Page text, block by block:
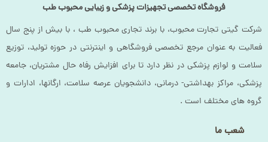
فروشگاه تخصصی تجهیزات پزشکی و زیبایی محبوب طب
شرکت گیتی تجارت محبوب، با برند تجاری محبوب طب ، با بیش از پنج سال
فعالیت به عنوان مرجع تخصصی فروشگاهی و اینترنتی در حوزه تولید، توزیع
سلامت و لوازم پزشکی در نظر دارد تا برای افزایش رفاه حال مشتریان، جامعه
پزشکی، مراکز بهداشتی- درمانی، دانشجویان عرصه سلامت، ارگانها، ادارات و
گروه های مختلف است .
شعب ما